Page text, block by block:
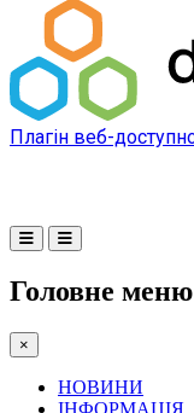
Плагін веб-
Головне меню
×
НОВИНИ
ІНФОРМАЦІЯ